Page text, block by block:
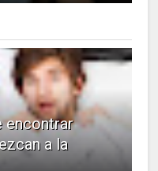
encontrar
a la